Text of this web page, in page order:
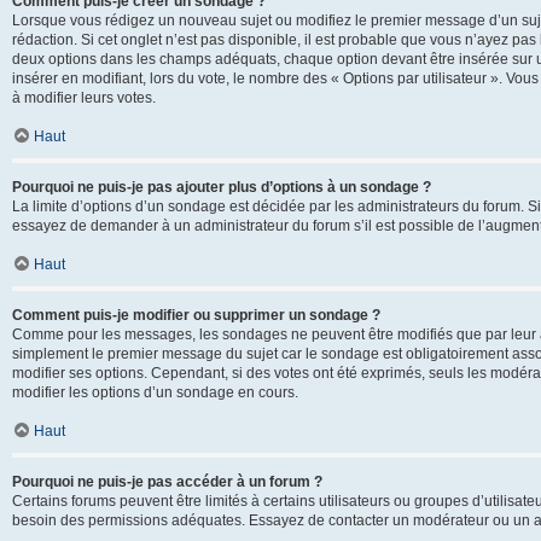
Lorsque vous rédigez un nouveau sujet ou modifiez le premier message d’un
rédaction. Si cet onglet n’est pas disponible, il est probable que vous n’ayez
deux options dans les champs adéquats, chaque option devant être insérée
insérer en modifiant, lors du vote, le nombre des « Options par utilisateur ».
à modifier leurs votes.
Haut
Pourquoi ne puis-je pas ajouter plus d’options à un sondage ?
La limite d’options d’un sondage est décidée par les administrateurs du
essayez de demander à un administrateur du forum s’il est possible de
Haut
Comment puis-je modifier ou supprimer un sondage ?
Comme pour les messages, les sondages ne peuvent être modifiés que par
simplement le premier message du sujet car le sondage est obligatoirement
modifier ses options. Cependant, si des votes ont été exprimés, seuls les
modifier les options d’un sondage en cours.
Haut
Pourquoi ne puis-je pas accéder à un forum ?
Certains forums peuvent être limités à certains utilisateurs ou groupes
besoin des permissions adéquates. Essayez de contacter un modérateur ou